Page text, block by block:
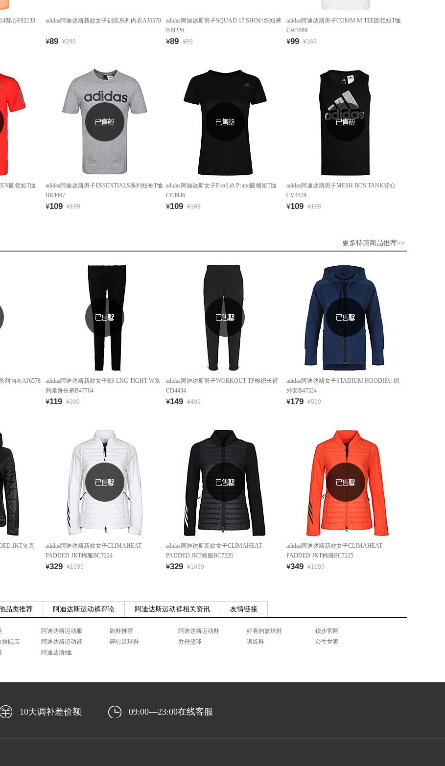
背心F82133 adidas阿迪达斯新款女子训练系列内衣AJ6578
¥89 ¥299
adidas阿迪达斯男子SQUAD 17 SHO针织短裤
BJ9226
¥89 ¥99
adidas阿迪达斯男子COMM M TEE圆领短T恤
CW3589
¥99 ¥169
圆领短T恤
adidas阿迪达斯男子ESSENTIALS系列短袖T恤
BR4067
¥109 ¥169
adidas阿迪达斯女子FreeLift Prime圆领短T恤
CF3936
¥109 ¥169
adidas阿迪达斯男子MESH BOS TANK背心
CV4529
¥109 ¥169
更多特惠商品推荐>>
列内衣AJ6578
adidas阿迪达斯新款女子RS LNG TIGHT W系
列紧身长裤B47764
¥119 ¥399
adidas阿迪达斯男子WORKOUT TP梭织长裤
CD4434
¥149 ¥499
adidas阿迪达斯女子STADIUM HOODIE针织
外套B47324
¥179 ¥599
JKT夹克
adidas阿迪达斯新款女子CLIMAHEAT
PADDED JKT棉服BC7224
¥329 ¥1099
adidas阿迪达斯新款女子CLIMAHEAT
PADDED JKT棉服BC7226
¥329 ¥1099
adidas阿迪达斯新款女子CLIMAHEAT
PADDED JKT棉服BC7225
¥349 ¥1099
品类推荐 阿迪达斯运动裤评论 阿迪达斯运动裤相关资讯 友情链接
阿迪达斯运动服 跑鞋推荐 阿迪达斯运动鞋 好看的篮球鞋
锐步官网
旗舰店 阿迪达斯运动裤 碎钉足球鞋 乔丹篮球 训练鞋
公牛世家
阿迪达斯t恤
10天调补差价额 09:00—23:00在线客服